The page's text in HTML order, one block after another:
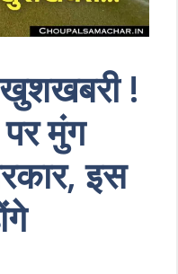
!
मुंग
इस